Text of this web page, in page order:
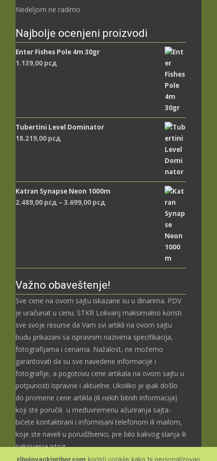
Nedeljom ne radimo
Najbolje ocenjeni proizvodi
Enter Fishes Pole 4m 30gr
1.139,00 рсд
Tubertini Level Dominator
18.219,00 рсд
Katran Synapse Neon 1000m
2.489,00 рсд – 3.699,00 рсд
Važno obaveštenje!
Sve cene na ovom sajtu iskazane su u dinarima. PDV
je uračunat u cenu. STKR Lokvanj maksimalno koristi
sve svoje resurse da Vam svi artikli na ovom sajtu
budu prikazani sa ispravnim nazivima specifikacija,
fotografijama i cenama. Nažalost, ne možemo
garantovati da su sve navedene informacije i
fotografije, a pogotovu cene artikala na ovom sajtu u
potpunosti ispravne i aktuelne. Ukoliko je ipak došlo
do promene cene artikla (ili nekih bitnih informacija)
koji ste poručili u međuvremenu ažuriranja sajta-
bićete kontaktirani i informisani telefonom ili mailom,
koje ste naveli u porudžbenici, pre bilo kakvog slanja ili
pakovanja istog.
ribolovackipribor.com koristi cookije kako bi personalizovao